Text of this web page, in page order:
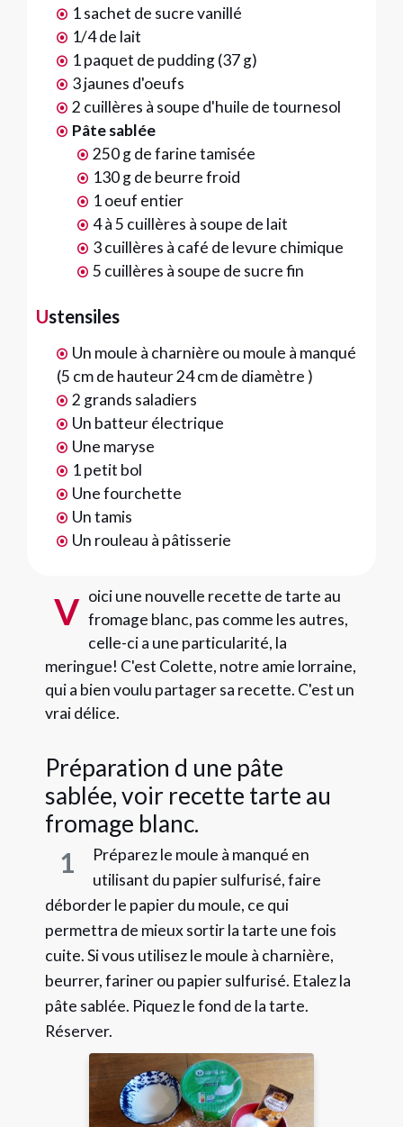
1 sachet de sucre vanillé
1/4 de lait
1 paquet de pudding (37 g)
3 jaunes d'oeufs
2 cuillères à soupe d'huile de tournesol
Pâte sablée
250 g de farine tamisée
130 g de beurre froid
1 oeuf entier
4 à 5 cuillères à soupe de lait
3 cuillères à café de levure chimique
5 cuillères à soupe de sucre fin
Ustensiles
Un moule à charnière ou moule à manqué
(5 cm de hauteur 24 cm de diamètre )
2 grands saladiers
Un batteur électrique
Une maryse
1 petit bol
Une fourchette
Un tamis
Un rouleau à pâtisserie
V oici une nouvelle recette de tarte au
fromage blanc, pas comme les autres,
celle-ci a une particularité, la
meringue! C'est Colette, notre amie lorraine,
qui a bien voulu partager sa recette. C'est un
vrai délice.
Préparation d une pâte
sablée, voir recette tarte au
fromage blanc.
1
Préparez le moule à manqué en
utilisant du papier sulfurisé, faire
déborder le papier du moule, ce qui
permettra de mieux sortir la tarte une fois
cuite. Si vous utilisez le moule à charnière,
beurrer, fariner ou papier sulfurisé. Etalez la
pâte sablée. Piquez le fond de la tarte.
Réserver.